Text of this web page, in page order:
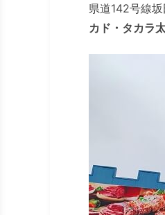
県道142号線
カド・タカラ